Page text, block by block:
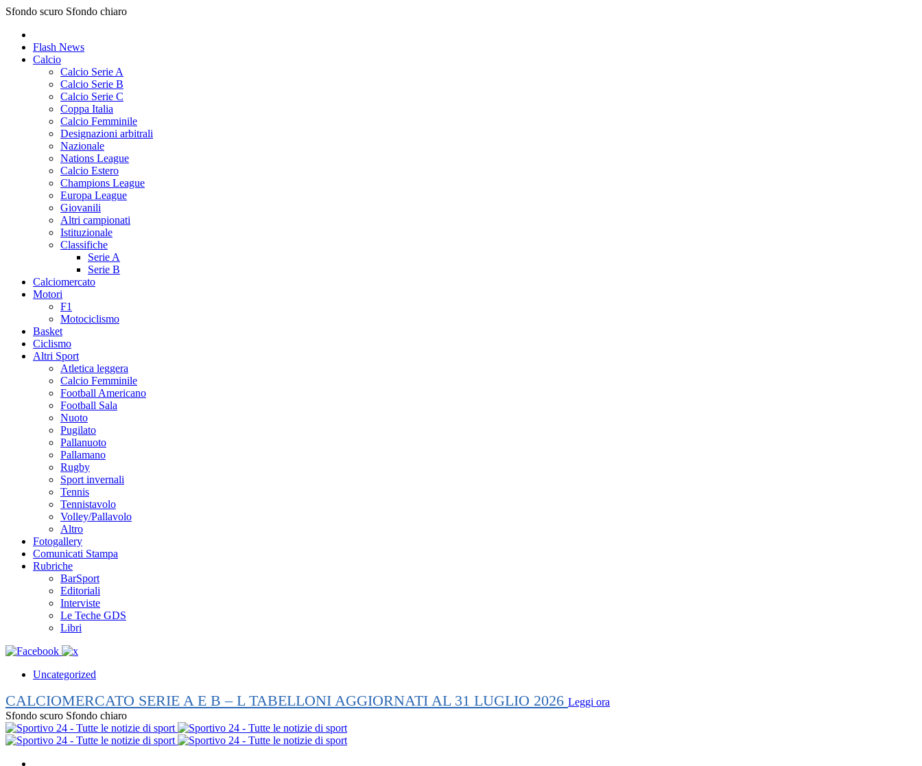
Sfondo scuro Sfondo chiaro
Flash News
Calcio
Calcio Serie A
Calcio Serie B
Calcio Serie C
Coppa Italia
Calcio Femminile
Designazioni arbitrali
Nazionale
Nations League
Calcio Estero
Champions League
Europa League
Giovanili
Altri campionati
Istituzionale
Classifiche
Serie A
Serie B
Calciomercato
Motori
F1
Motociclismo
Basket
Ciclismo
Altri Sport
Atletica leggera
Calcio Femminile
Football Americano
Football Sala
Nuoto
Pugilato
Pallanuoto
Pallamano
Rugby
Sport invernali
Tennis
Tennistavolo
Volley/Pallavolo
Altro
Fotogallery
Comunicati Stampa
Rubriche
BarSport
Editoriali
Interviste
Le Teche GDS
Libri
Uncategorized
CALCIOMERCATO SERIE A E B – L TABELLONI AGGIORNATI AL 31 LUGLIO 2026 Leggi ora
Sfondo scuro Sfondo chiaro